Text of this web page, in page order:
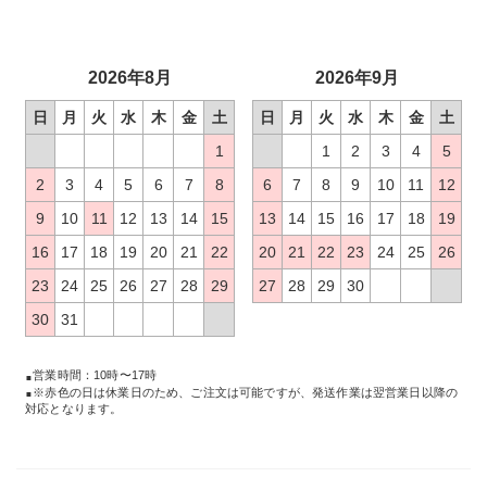
2026年8月
日 月 火 水 木 金
土
1
2
3 4 5 6 7
8
9
10 11 12 13 14
15
16
17 18 19 20 21
22
23
24 25 26 27 28
29
30
31
2026年9月
日 月 火 水 木 金
土
1
2 3 4
5
6
7 8 9 10 11
12
13
14 15 16 17 18
19
20
21 22 23 24 25
26
27
28 29 30
営業時間：10時〜17時
※赤色の日は休業日のため、ご注文は可能ですが、発送作業は翌営業日以降の
対応となります。